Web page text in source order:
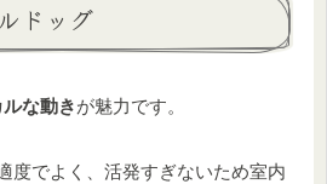
ドッグ
な動きが魅力です。
度でよく、活発すぎないため室内